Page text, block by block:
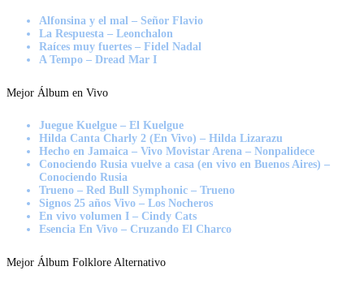
Alfonsina y el mal – Señor Flavio
La Respuesta – Leonchalon
Raíces muy fuertes – Fidel Nadal
A Tempo – Dread Mar I
Mejor Álbum en Vivo
Juegue Kuelgue – El Kuelgue
Hilda Canta Charly 2 (En Vivo) – Hilda Lizarazu
Hecho en Jamaica – Vivo Movistar Arena – Nonpalidece
Conociendo Rusia vuelve a casa (en vivo en Buenos Aires) –
Conociendo Rusia
Trueno – Red Bull Symphonic – Trueno
Signos 25 años Vivo – Los Nocheros
En vivo volumen I – Cindy Cats
Esencia En Vivo – Cruzando El Charco
Mejor Álbum Folklore Alternativo